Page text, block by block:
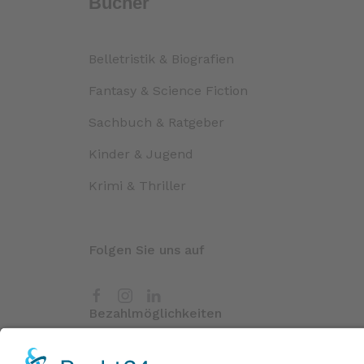
Belletristik & Biografien
Fantasy & Science Fiction
Sachbuch & Ratgeber
Kinder & Jugend
Krimi & Thriller
Folgen Sie uns auf
Bezahlmöglichkeiten
Paypal